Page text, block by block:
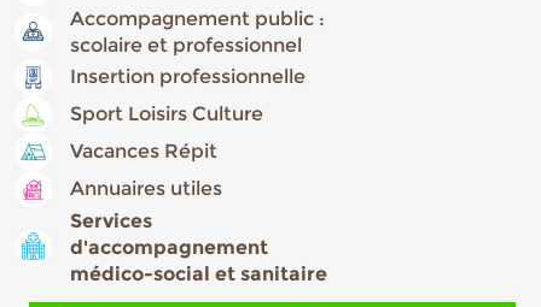
Accompagnement public :
scolaire et professionnel
Insertion professionnelle
Sport Loisirs Culture
Vacances Répit
Annuaires utiles
Services
d'accompagnement
médico-social et sanitaire